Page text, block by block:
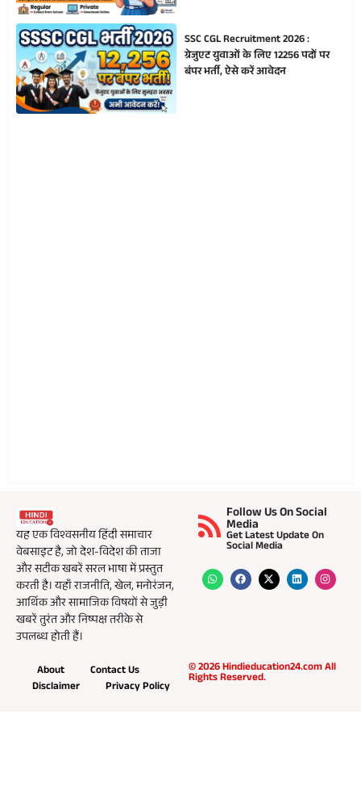
SSC CGL Recruitment 2026 :
ग्रेजुएट युवाओं के लिए 12256 पदों पर
बंपर भर्ती, ऐसे करें आवेदन
यह एक विश्वसनीय हिंदी समाचार
वेबसाइट है, जो देश-विदेश की ताजा
और सटीक खबरें सरल भाषा में प्रस्तुत
करती है। यहाँ राजनीति, खेल, मनोरंजन,
आर्थिक और सामाजिक विषयों से जुड़ी
खबरें तुरंत और निष्पक्ष तरीके से
उपलब्ध होती हैं।
Follow Us On Social
Media
Get Latest Update On
Social Media
About
Contact Us
Disclaimer
Privacy Policy
© 2026 Hindieducation24.com All
Rights Reserved.